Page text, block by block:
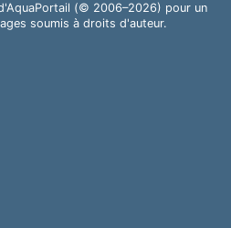
(© 2006–2026) pour un
soumis à droits d'auteur.